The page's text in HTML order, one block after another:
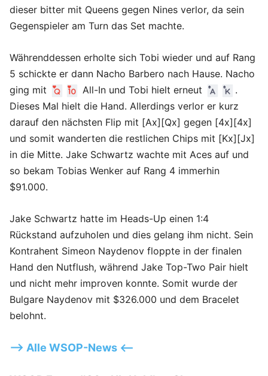
dieser bitter mit Queens gegen Nines verlor, da sein
Gegenspieler am Turn das Set machte.
Währenddessen erholte sich Tobi wieder und auf Rang
5 schickte er dann Nacho Barbero nach Hause. Nacho
ging mit
All-In und Tobi hielt erneut
.
Dieses Mal hielt die Hand. Allerdings verlor er kurz
darauf den nächsten Flip mit [Ax][Qx] gegen [4x][4x]
und somit wanderten die restlichen Chips mit [Kx][Jx]
in die Mitte. Jake Schwartz wachte mit Aces auf und
so bekam Tobias Wenker auf Rang 4 immerhin
$91.000.
Jake Schwartz hatte im Heads-Up einen 1:4
Rückstand aufzuholen und dies gelang ihm nicht. Sein
Kontrahent Simeon Naydenov floppte in der finalen
Hand den Nutflush, während Jake Top-Two Pair hielt
und nicht mehr improven konnte. Somit wurde der
Bulgare Naydenov mit $326.000 und dem Bracelet
belohnt.
—> Alle WSOP-News <—